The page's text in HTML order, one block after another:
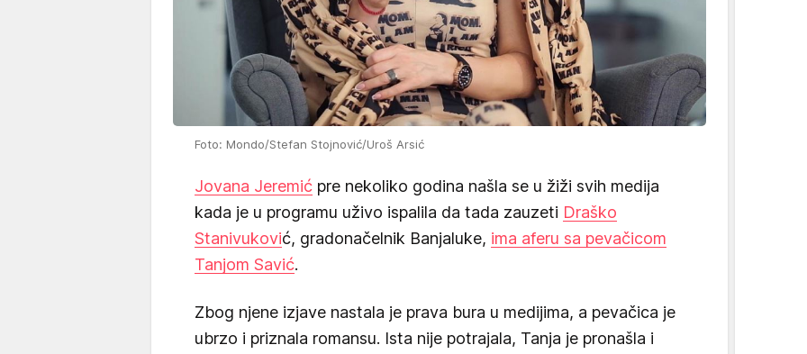
Foto: Mondo/Stefan Stojnović/Uroš Arsić
Jovana Jeremić pre nekoliko godina našla se u žiži svih medija
kada je u programu uživo ispalila da tada zauzeti Draško
Stanivuković, gradonačelnik Banjaluke, ima aferu sa pevačicom
Tanjom Savić.
Zbog njene izjave nastala je prava bura u medijima, a pevačica je
ubrzo i priznala romansu. Ista nije potrajala, Tanja je pronašla i